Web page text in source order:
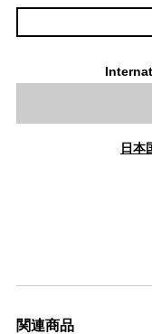
日本
関連商品